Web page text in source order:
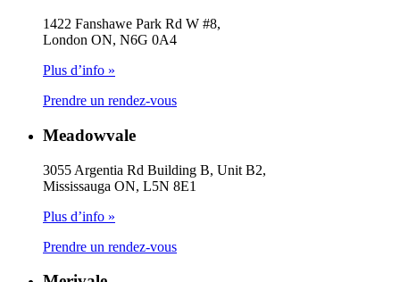
1422 Fanshawe Park Rd W #8,
London ON, N6G 0A4
Plus d’info »
Prendre un rendez-vous
Meadowvale
3055 Argentia Rd Building B, Unit B2,
Mississauga ON, L5N 8E1
Plus d’info »
Prendre un rendez-vous